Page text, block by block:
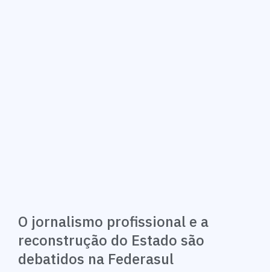
O jornalismo profissional e a
reconstrução do Estado são
debatidos na Federasul